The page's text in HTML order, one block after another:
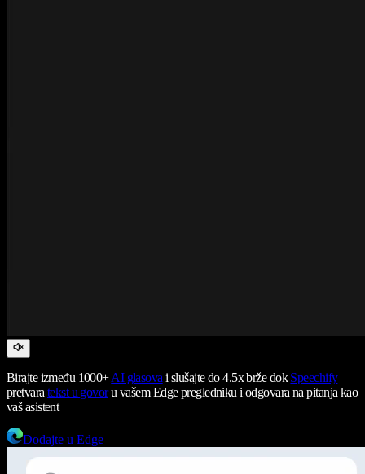
Birajte između 1000+AI glasova i slušajte do 4.5x brže dokSpeechify
pretvara tekst u govoru vašem Edge pregledniku i odgovara na pitanja kao
vaš asistent
Dodajte u Edge